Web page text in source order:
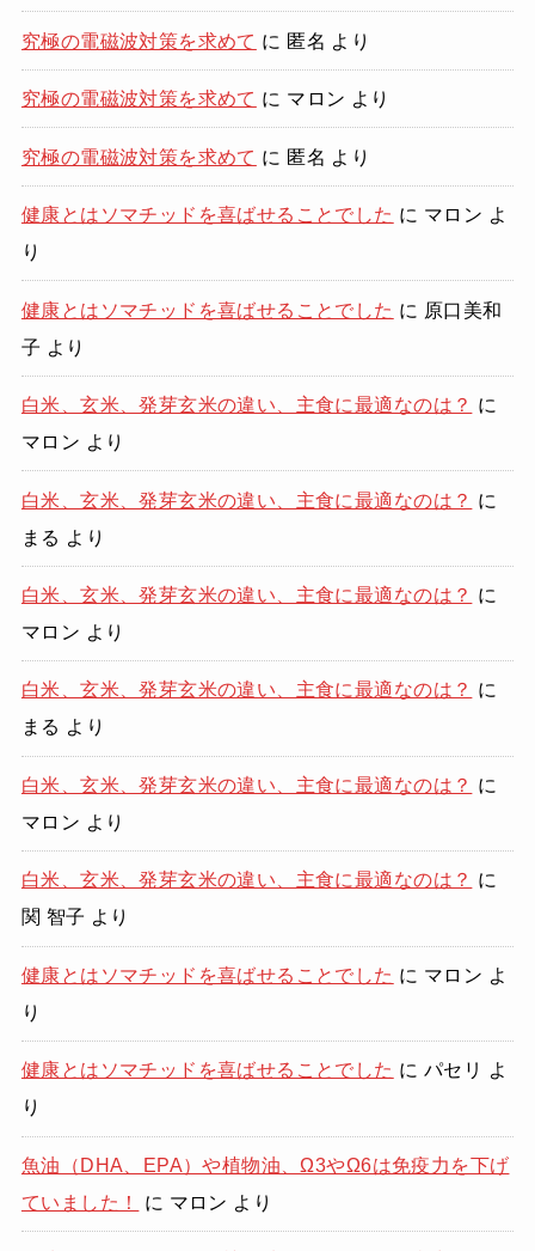
究極の電磁波対策を求めて に 匿名 より
究極の電磁波対策を求めて に マロン より
究極の電磁波対策を求めて に 匿名 より
健康とはソマチッドを喜ばせることでした に マロン よ
り
健康とはソマチッドを喜ばせることでした に 原口美和
子 より
白米、玄米、発芽玄米の違い、主食に最適なのは？ に
マロン より
白米、玄米、発芽玄米の違い、主食に最適なのは？ に
まる
より
白米、玄米、発芽玄米の違い、主食に最適なのは？ に
マロン より
白米、玄米、発芽玄米の違い、主食に最適なのは？ に
まる より
白米、玄米、発芽玄米の違い、主食に最適なのは？ に
マロン より
白米、玄米、発芽玄米の違い、主食に最適なのは？ に
関 智子 より
健康とはソマチッドを喜ばせることでした に マロン よ
り
健康とはソマチッドを喜ばせることでした に パセリ
よ
り
魚油（DHA、EPA）や植物油、Ω3やΩ6は免疫力を下げ
ていました！
に マロン より